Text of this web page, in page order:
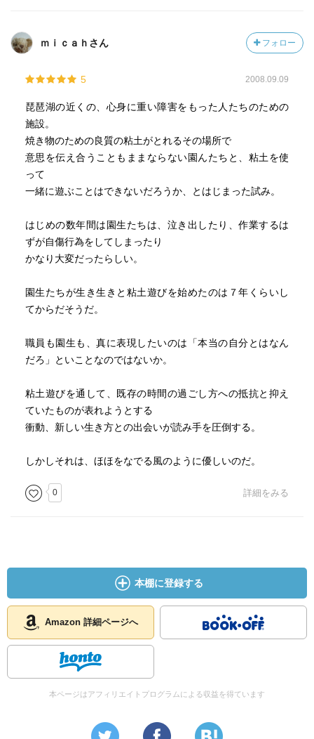
ｍｉｃａｈさん フォロー
5 2008.09.09
琵琶湖の近くの、心身に重い障害をもった人たちのための
施設。
焼き物のための良質の粘土がとれるその場所で
意思を伝え合うこともままならない園んたちと、粘土を使
って
一緒に遊ぶことはできないだろうか、とはじまった試み。
はじめの数年間は園生たちは、泣き出したり、作業するは
ずが自傷行為をしてしまったり
かなり大変だったらしい。
園生たちが生き生きと粘土遊びを始めたのは７年くらいし
てからだそうだ。
職員も園生も、真に表現したいのは「本当の自分とはなん
だろ」といことなのではないか。
粘土遊びを通して、既存の時間の過ごし方への抵抗と抑え
ていたものが表れようとする
衝動、新しい生き方との出会いが読み手を圧倒する。
しかしそれは、ほほをなでる風のように優しいのだ。
0 詳細をみる
本棚に登録する
Amazon 詳細ページへ
本ページはアフィリエイトプログラムによる収益を得ています